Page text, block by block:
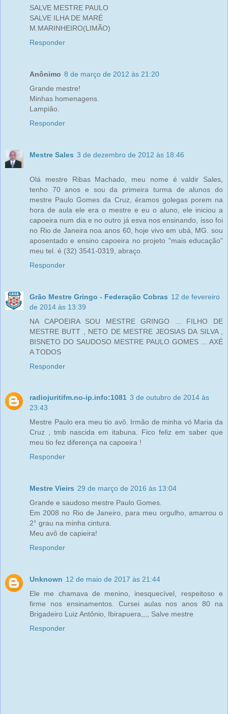
SALVE MESTRE PAULO
SALVE ILHA DE MARÉ
M.MARINHEIRO(LIMÃO)
Responder
Anônimo 8 de março de 2012 às 21:20
Grande mestre!
Minhas homenagens.
Lampiâo.
Responder
Mestre Sales 3 de dezembro de 2012 às 18:46
Olá mestre Ribas Machado, meu nome é valdir Sales,
tenho 70 anos e sou da primeira turma de alunos do
mestre Paulo Gomes da Cruz, éramos golegas porem na
hora de aula ele era o mestre e eu o aluno, ele iniciou a
capoeira num dia e no outro já esva nos ensinando, isso foi
no Rio de Janeira noa anos 60, hoje vivo em ubá, MG. sou
aposentado e ensino capoeira no projeto "mais educação"
meu tel. é (32) 3541-0319, abraço.
Responder
Grão Mestre Gringo - Federação Cobras 12 de fevereiro
de 2014 às 13:39
NA CAPOEIRA SOU MESTRE GRINGO ... FILHO DE
MESTRE BUTT , NETO DE MESTRE JEOSIAS DA SILVA ,
BISNETO DO SAUDOSO MESTRE PAULO GOMES ... AXÉ
A TODOS
Responder
radiojuritifm.no-ip.info:1081 3 de outubro de 2014 às
23:43
Mestre Paulo era meu tio avô. Irmão de minha vó Maria da
Cruz , tmb nascida em itabuna. Fico feliz em saber que
meu tio fez diferença na capoeira !
Responder
Mestre Vieirs 29 de março de 2016 às 13:04
Grande e saudoso mestre Paulo Gomes.
Em 2008 no Rio de Janeiro, para meu orgulho, amarrou o
2° grau na minha cintura.
Meu avô de capieira!
Responder
Unknown 12 de maio de 2017 às 21:44
Ele me chamava de menino, inesquecível, respeitoso e
firme nos ensinamentos. Cursei aulas nos anos 80 na
Brigadeiro Luiz Antônio, Ibirapuera,,,, Salve mestre
Responder